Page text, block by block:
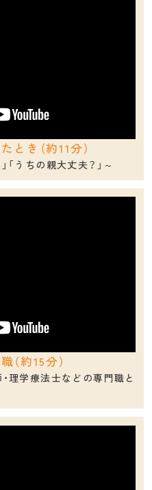
請
について
接種
ン
き（約11分）
「うちの親大丈夫？」～
約15分）
理学療法士などの専門職と